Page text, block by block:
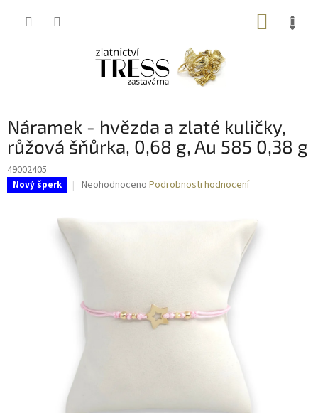
Náramek - hvězda a zlaté kuličky,
růžová šňůrka, 0,68 g, Au 585 0,38 g
49002405
Nový šperk
Průměrné
je
Neohodnoceno Podrobnosti hodnocení